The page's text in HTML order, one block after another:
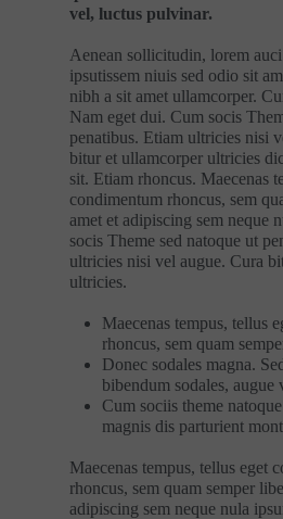
vel, luctus pulvinar.
Aenean sollicitudin, lorem
ipsutissem niuis sed odio sit
nibh a sit amet ullamcorper.
Nam eget dui. Cum socis
penatibus. Etiam ultricies nisi
bitur et ullamcorper ultricies
sit. Etiam rhoncus. Maecenas
condimentum rhoncus, sem
amet et adipiscing sem neque
socis Theme sed natoque ut
ultricies nisi vel augue. Cura
ultricies.
Maecenas tempus, tellus
rhoncus, sem quam
Donec sodales magna.
bibendum sodales, augue
Cum sociis theme
magnis dis parturient
Maecenas tempus, tellus eget
rhoncus, sem quam semper
adipiscing sem neque nula